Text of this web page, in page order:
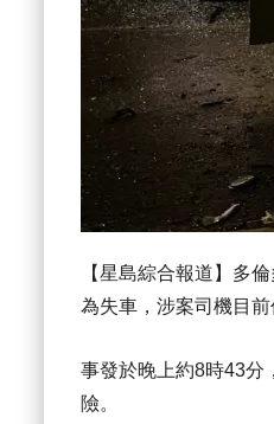
【星島綜合報道】多
為失車，涉案司機目前
事發於晚上約8時43分
險。